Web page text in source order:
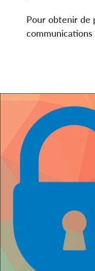
Pour obtenir de
communications